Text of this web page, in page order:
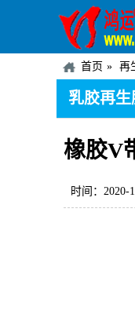
首页 再
乳胶再
橡胶V
时间：2020-